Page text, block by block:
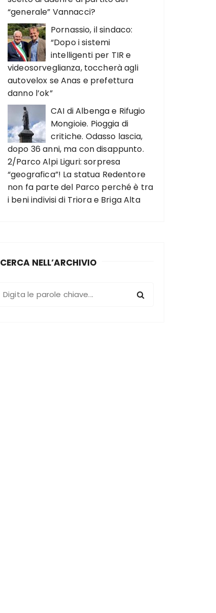
“generale” Vannacci?
Pornassio, il sindaco:
“Dopo i sistemi
intelligenti per TIR e
videosorveglianza, toccherà agli
autovelox se Anas e prefettura
danno l’ok”
CAI di Albenga e Rifugio
Mongioie. Pioggia di
critiche. Odasso lascia,
dopo 36 anni, ma con disappunto.
2/Parco Alpi Liguri: sorpresa
“geografica”! La statua Redentore
non fa parte del Parco perché è tra
i beni indivisi di Triora e Briga Alta
CERCA NELL’ARCHIVIO